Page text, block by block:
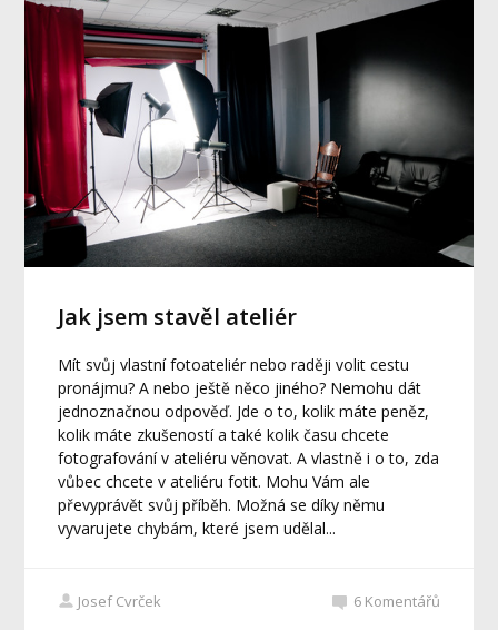
Jak jsem stavěl ateliér
Mít svůj vlastní fotoateliér nebo raději volit cestu
pronájmu? A nebo ještě něco jiného? Nemohu dát
jednoznačnou odpověď. Jde o to, kolik máte peněz,
kolik máte zkušeností a také kolik času chcete
fotografování v ateliéru věnovat. A vlastně i o to, zda
vůbec chcete v ateliéru fotit. Mohu Vám ale
převyprávět svůj příběh. Možná se díky němu
vyvarujete chybám, které jsem udělal...
Josef Cvrček 6 Komentářů